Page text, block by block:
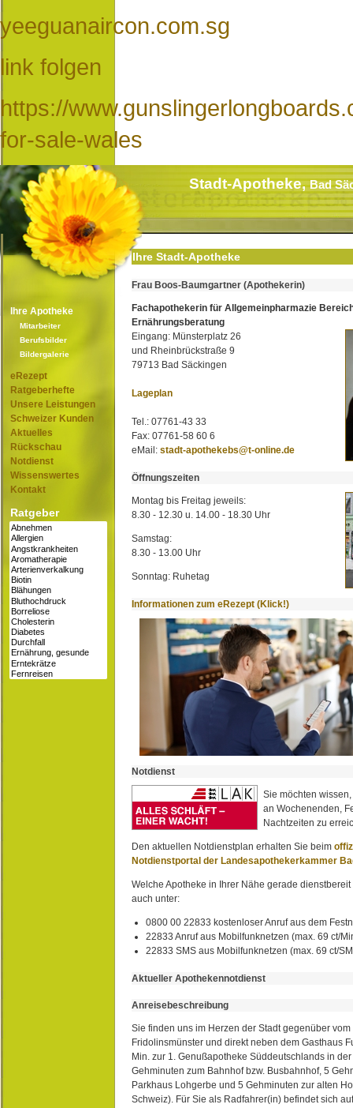
yeeguanaircon.com.sg
link folgen
https://
for-sale-wales
Stadt-Apotheke,Bad
Ihre Apotheke
Mitarbeiter
Berufsbilder
Bildergalerie
eRezept
Ratgeberhefte
Unsere Leistungen
Schweizer Kunden
Aktuelles
Rückschau
Notdienst
Wissenswertes
Kontakt
Ratgeber
Ihre Stadt-Apotheke
Frau Boos-Baumgartner (Apothekerin)
Fachapothekerin für Allgemeinpharmazie
Ernährungsberatung
Eingang: Münsterplatz 26
und Rheinbrückstraße 9
79713 Bad Säckingen
Lageplan
Tel.: 07761-43 33
Fax: 07761-58 60 6
eMail: stadt-apothekebs@t-online.de
Öffnungszeiten
Montag bis Freitag jeweils:
8.30 - 12.30 u. 14.00 - 18.30 Uhr
Samstag:
8.30 - 13.00 Uhr
Sonntag: Ruhetag
Informationen zum eRezept (Klick!)
Notdienst
Sie möchten
an Wochenenden,
Nachtzeiten zu
Den aktuellen Notdienstplan erhalten Sie beim
Notdienstportal der Landesapothekerkammer
Welche Apotheke in Ihrer Nähe gerade
auch unter:
0800 00 22833 kostenloser Anruf aus dem
22833 Anruf aus Mobilfunknetzen (max. 69 ct/
22833 SMS aus Mobilfunknetzen (max. 69 ct/
Aktueller Apothekennotdienst
Anreisebeschreibung
Sie finden uns im Herzen der Stadt gegenüber
Fridolinsmünster und direkt neben dem Gasthaus
Min. zur 1. Genußapotheke Süddeutschlands in
Gehminuten zum Bahnhof bzw. Busbahnhof, 5
Parkhaus Lohgerbe und 5 Gehminuten zur alten
Schweiz). Für Sie als Radfahrer(in) befindet sich